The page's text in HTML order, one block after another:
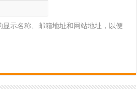
显示名称、邮箱地址和网站地址，以便